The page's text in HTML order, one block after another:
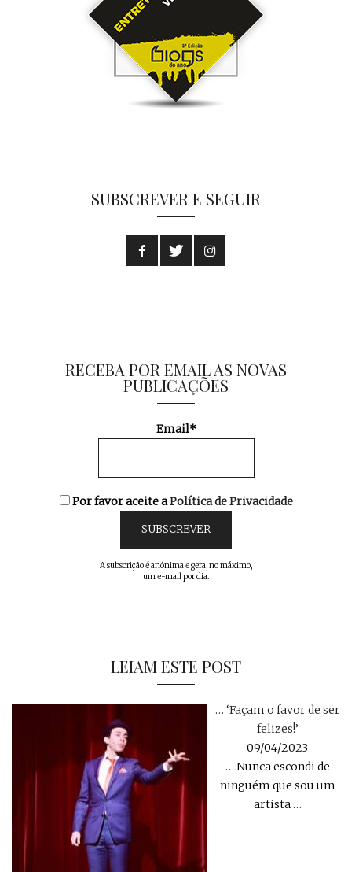
SUBSCREVER E SEGUIR
RECEBA POR EMAIL AS NOVAS
PUBLICAÇÕES
Email*
Por favor aceite aPolítica de Privacidade
A subscrição é anónima e gera, no máximo,
um e-mail por dia.
LEIAM ESTE POST
… ‘Façam o favor de ser
felizes!’
09/04/2023
… Nunca escondi de
ninguém que sou um
artista…